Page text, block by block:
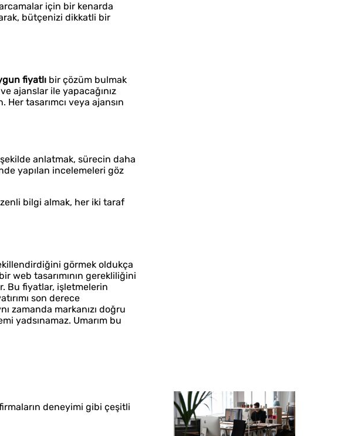
için bir kenarda
bütçenizi dikkatli bir
fiyatlı bir çözüm bulmak
ajanslar ile yapacağınız
tasarımcı veya ajansın
anlatmak, sürecin daha
yapılan incelemeleri göz
bilgi almak, her iki taraf
görmek oldukça
web tasarımının gerekliliğini
Bu fiyatlar, işletmelerin
son derece
zamanda markanızı doğru
yadsınamaz. Umarım bu
deneyimi gibi çeşitli